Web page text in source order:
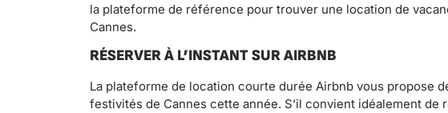
la plateforme de référence pour trouver une location de
Cannes.
RÉSERVER À L’INSTANT SUR AIRBNB
La plateforme de location courte durée Airbnb vous propose
festivités de Cannes cette année. S’il convient idéalement de